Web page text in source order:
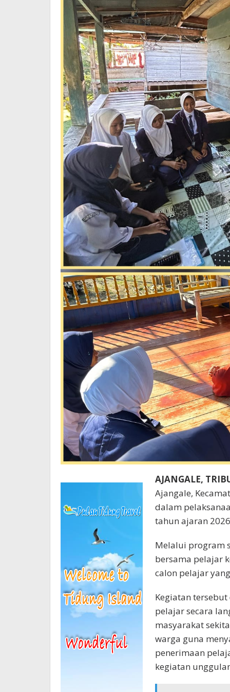
Pelajar
AJANGALE,
Ajangale,
dalam
tahun ajaran
Melalui program
bersama pelajar
calon pelajar
Kegiatan
pelajar secara
masyarakat
warga guna
penerimaan
kegiatan